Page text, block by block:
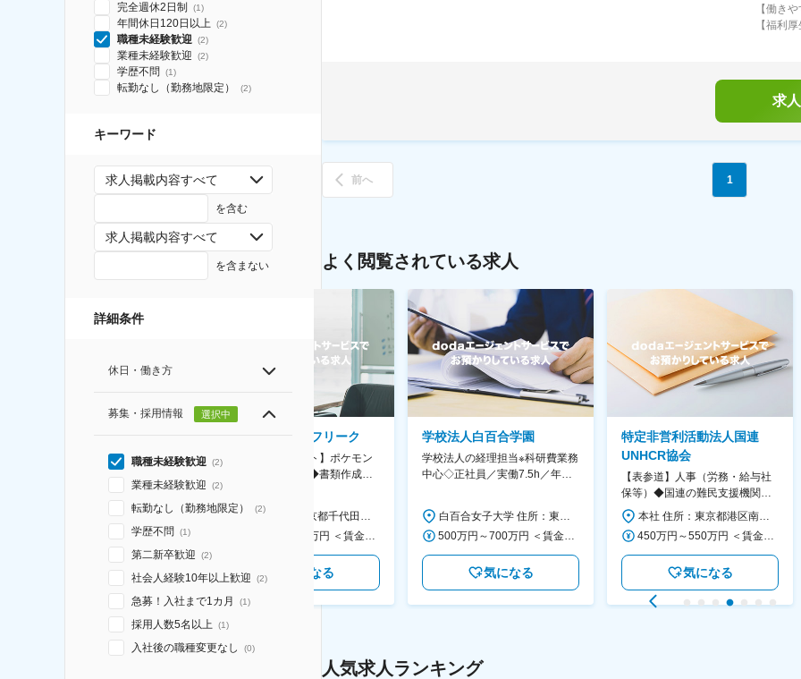
完全週休2日制 (1)
年間休日120日以上 (2)
職種未経験歓迎 (2)
業種未経験歓迎 (2)
学歴不問 (1)
転勤なし（勤務地限定） (2)
キーワード
求人掲載内容すべて
を含む
求人掲載内容すべて
を含まない
詳細条件
休日・働き方
募集・採用情報 選択中
職種未経験歓迎 (2)
業種未経験歓迎 (2)
転勤なし（勤務地限定） (2)
学歴不問 (1)
第二新卒歓迎 (2)
社会人経験10年以上歓迎 (2)
急募！入社まで1カ月 (1)
採用人数5名以上 (1)
入社後の職種変更なし (0)
【働き
【福利
求
前へ 1
よく閲覧されている求人
【横浜※一般職/転勤なし】庶
務・事務担当～開発部材の発注
やDXに向けたシステム利用等～
AGC横浜テクニカルセンター 住所：神奈川県横浜市鶴見区末広町1-1 勤務地最寄駅：JR線／弁天橋駅 受動喫煙対策：敷地内喫煙可能場所あり 変更の範囲：無
400万円～550万円 ＜賃金形態＞ 月給制 固定給＋業績給 ＜賃金内訳＞ 月額（基本給）：230,000円～280,000円 ＜月給＞ 230,000円～280,000円 ＜昇給有無＞ 有 ＜残業手当＞ 有 ＜給与補足＞ ※上記はあくまで最低保証額です。実際にはこれまでの経験やスキルを考慮の上、決定します。 年収には残業代は含めておりません。 ■昇給：年1回 ■賞与：年2回 賃金はあくまでも目安の金額であり、選考を通じて上下する可能性があります。 月給(月額)は固定手当を含めた表記です。
気になる
株式会社ゲームフリーク
【庶務アシスタント】ポケモン
シリーズ開発企業◆書類作成・
食事補助あり◎
気になる
学校法人白百合学園
学校法人の経理担当※科研費業務
中心◇正社員／実働7.5h／年休
気になる
特定非営利活動法人国連
UNHCR協会
【表参道】人事（労務・給与社
保等）◆国連の難民支援機関の
活動を支える日本公式支援窓口
◆正職員登用前提
気になる
人気求人ランキング